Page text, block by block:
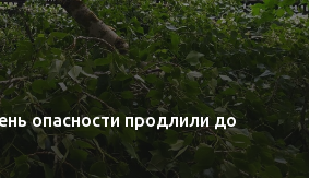
опасности продлили до